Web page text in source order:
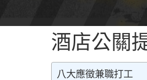
酒店兼直
酒店公關
八大應徵兼職打工